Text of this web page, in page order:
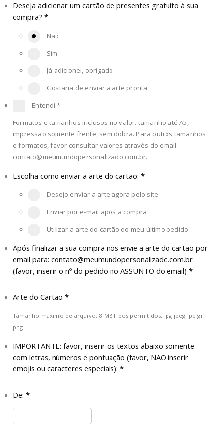
Deseja adicionar um cartão de presentes gratuito à sua
compra? *
Não
Sim
Já adicionei, obrigado
Gostaria de enviar a arte pronta
Entendi *
Formatos e tamanhos inclusos no valor: tamanho até A5,
impressão somente frente, sem dobra. Para outros tamanhos
e formatos, favor consultar valores através do email
contato@meumundopersonalizado.com.br.
Escolha como enviar a arte do cartão: *
Desejo enviar a arte agora pelo site
Enviar por e-mail após a compra
Utilizar a arte do cartão do meu último pedido
Após finalizar a sua compra nos envie a arte do cartão por
email para: contato@meumundopersonalizado.com.br
(favor, inserir o nº do pedido no ASSUNTO do email) *
Arte do Cartão *
Tamanho máximo de arquivo: 8 MBTipos permitidos: jpg jpeg jpe gif
png
IMPORTANTE: favor, inserir os textos abaixo somente
com letras, números e pontuação (favor, NÃO inserir
emojis ou caracteres especiais): *
De: *